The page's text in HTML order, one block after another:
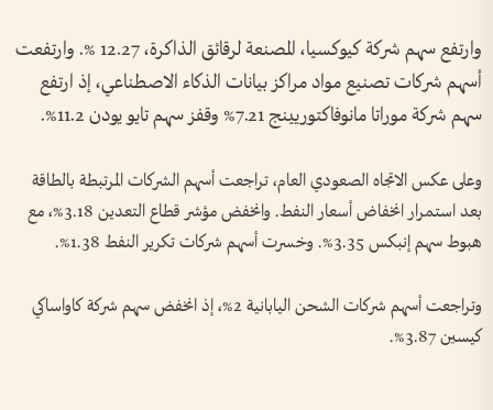
وارتفع سهم شركة كيوكسيا، المصنعة لرقائق الذاكرة، 12.27 %. وارتفعت
أسهم شركات تصنيع مواد مراكز بيانات الذكاء الاصطناعي، إذ ارتفع
سهم شركة موراتا مانوفاكتوريينج 7.21% وقفز سهم تايو يودن 11.2%.
وعلى عكس الاتجاه الصعودي العام، تراجعت أسهم الشركات المرتبطة بالطاقة
بعد ‌استمرار انخفاض أسعار النفط. وانخفض مؤشر قطاع التعدين 3.18%، مع ​
هبوط سهم إنبكس 3.35%. وخسرت أسهم شركات تكرير النفط 1.38%.
وتراجعت أسهم شركات الشحن اليابانية 2%، إذ انخفض سهم شركة كاواساكي
كيسين 3.87%.